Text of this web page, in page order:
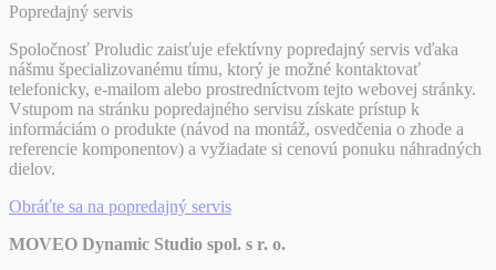
Popredajný servis
Spoločnosť Proludic zaisťuje efektívny popredajný servis vďaka
nášmu špecializovanému tímu, ktorý je možné kontaktovať
telefonicky, e-mailom alebo prostredníctvom tejto webovej stránky.
Vstupom na stránku popredajného servisu získate prístup k
informáciám o produkte (návod na montáž, osvedčenia o zhode a
referencie komponentov) a vyžiadate si cenovú ponuku náhradných
dielov.
Obráťte sa na popredajný servis
MOVEO Dynamic Studio spol. s r. o.